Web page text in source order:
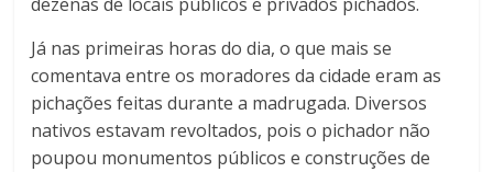
Já nas primeiras horas do dia, o que mais se
comentava entre os moradores da cidade eram as
pichações feitas durante a madrugada. Diversos
nativos estavam revoltados, pois o pichador não
poupou monumentos públicos e construções de